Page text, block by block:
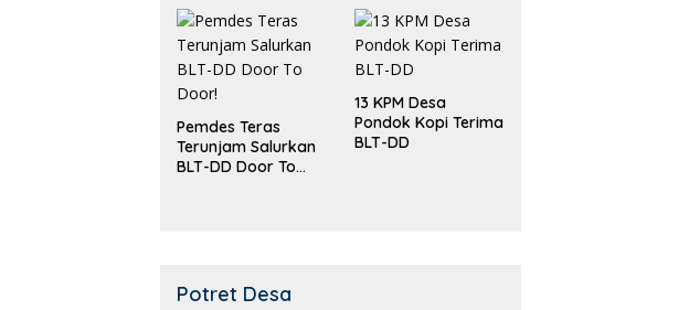
Pemdes Teras
Terunjam Salurkan
BLT-DD Door To
13 KPM Desa
Pondok Kopi Terima
BLT-DD
Potret Desa